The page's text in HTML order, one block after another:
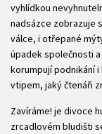
vyhlídkou
nadsázce zobrazuje
válce, i otřepané
úpadek společnosti
korumpují podnikání
vtipem, jaký čtenáři
Zavíráme! je divoce
zrcadlovém bludišti